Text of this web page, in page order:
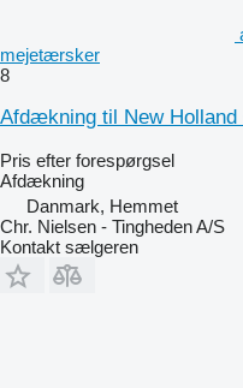
mejetærsker
8
Afdækning til New
Pris efter forespørgsel
Afdækning
Danmark, Hemmet
Chr. Nielsen - Tingheden A/S
Kontakt sælgeren